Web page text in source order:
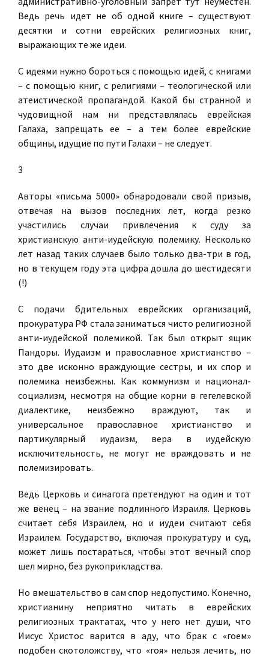
Ведь речь идет не об одной книге – существуют
десятки и сотни еврейских религиозных книг,
выражающих те же идеи.
С идеями нужно бороться с помощью идей, с книгами
– с помощью книг, с религиями – теологической или
атеистической пропагандой. Какой бы странной и
чудовищной нам ни представлялась еврейская
Галаха, запрещать ее – а тем более еврейские
общины, идущие по пути Галахи – не следует.
3
Авторы «письма 5000» обнародовали свой призыв,
отвечая на вызов последних лет, когда резко
участились случаи привлечения к суду за
христианскую анти-иудейскую полемику. Несколько
лет назад таких случаев было только два-три в год,
но в текущем году эта цифра дошла до шестидесяти
(!)
С подачи бдительных еврейских организаций,
прокуратура РФ стала заниматься чисто религиозной
анти-иудейской полемикой. Так был открыт ящик
Пандоры. Иудаизм и православное христианство –
это две исконно враждующие сестры, и их спор и
полемика неизбежны. Как коммунизм и национал-
социализм, несмотря на общие корни в гегелевской
диалектике, неизбежно враждуют, так и
универсальное православное христианство и
партикулярный иудаизм, вера в иудейскую
исключительность, не могут не враждовать и не
полемизировать.
Ведь Церковь и синагога претендуют на один и тот
же венец – на звание подлинного Израиля. Церковь
считает себя Израилем, но и иудеи считают себя
Израилем. Государство, включая прокуратуру и суд,
может лишь постараться, чтобы этот вечный спор
шел мирно, без рукоприкладства.
Но вмешательство в сам спор недопустимо. Конечно,
христианину неприятно читать в еврейских
религиозных трактатах, что у него нет души, что
Иисус Христос варится в аду, что брак с «гоем»
подобен скотоложству, что «гоя» нельзя лечить, но